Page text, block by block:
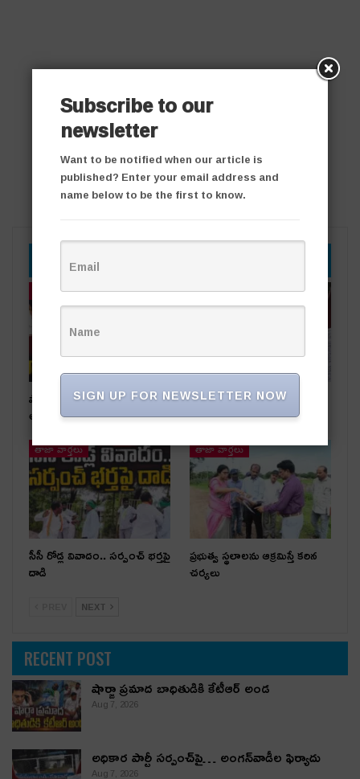
YOU MIGHT ALSO LIKE
తాజా వార్తలు
షార్జా ప్రమాద బాధితుడికి కేటీఆర్
అండ
తాజా వార్తలు
అధికార పార్టీ స‌ర్పంచ్‌పై…
అంగ‌న్‌వాడీల ఫిర్యాదు
తాజా వార్తలు
సీసీ రోడ్ల వివాదం.. స‌ర్పంచ్ భ‌ర్త‌పై
దాడి
తాజా వార్తలు
ప్రభుత్వ స్థలాలను ఆక్రమిస్తే కఠిన
చర్యలు
NEXT
RECENT POST
షార్జా ప్రమాద బాధితుడికి కేటీఆర్ అండ
Aug 7, 2026
అధికార పార్టీ స‌ర్పంచ్‌పై… అంగ‌న్‌వాడీల ఫిర్యాదు
Aug 7, 2026
Subscribe to our
newsletter
Want to be notified when our article is
published? Enter your email address and
name below to be the first to know.
SIGN UP FOR NEWSLETTER NOW